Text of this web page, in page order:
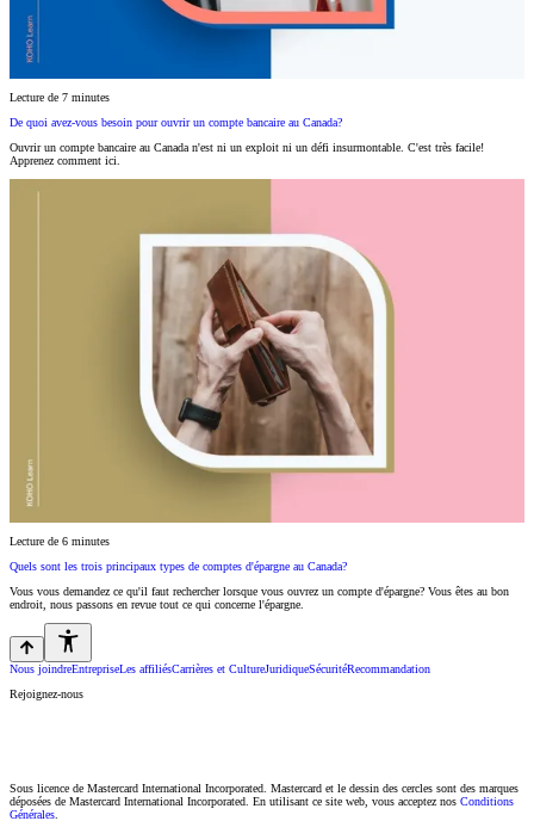
Lecture de 7 minutes
De quoi avez-vous besoin pour ouvrir un compte bancaire au Canada?
Ouvrir un compte bancaire au Canada n'est ni un exploit ni un défi insurmontable. C'est très facile!
Apprenez comment ici.
Lecture de 6 minutes
Quels sont les trois principaux types de comptes d'épargne au Canada?
Vous vous demandez ce qu'il faut rechercher lorsque vous ouvrez un compte d'épargne? Vous êtes au bon
endroit, nous passons en revue tout ce qui concerne l'épargne.
Nous joindreEntrepriseLes affiliésCarrières et CultureJuridiqueSécuritéRecommandation
Rejoignez-nous
Sous licence de Mastercard International Incorporated. Mastercard et le dessin des cercles sont des marques
déposées de Mastercard International Incorporated. En utilisant ce site web, vous acceptez nos Conditions
Générales.